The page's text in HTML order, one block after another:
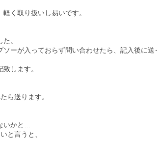
く取り扱いし易いです。
。
ソーが入っておらず問い合わせたら、記入後に
します。
ら送ります。
いかと…
と言うと、